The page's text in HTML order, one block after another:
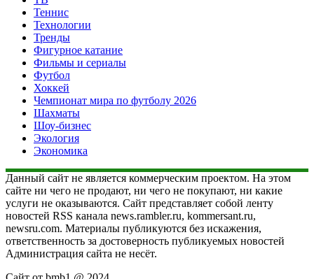
Теннис
Технологии
Тренды
Фигурное катание
Фильмы и сериалы
Футбол
Хоккей
Чемпионат мира по футболу 2026
Шахматы
Шоу-бизнес
Экология
Экономика
Данный сайт не является коммерческим проектом. На этом
сайте ни чего не продают, ни чего не покупают, ни какие
услуги не оказываются. Сайт представляет собой ленту
новостей RSS канала news.rambler.ru, kommersant.ru,
newsru.com. Материалы публикуются без искажения,
ответственность за достоверность публикуемых новостей
Администрация сайта не несёт.